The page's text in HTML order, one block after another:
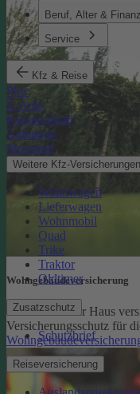
Beruf, Alter &
Service
Kfz & Reise
Pkw
E-Auto
Kleinkraftrad
Anhänger
Motorrad
Weitere Kfz-Versicherungen
Wohnwagen
Lieferwagen
Wohnmobil
Quad
Trike
Traktor
Oldtimer
Zusatzschutz
Schutzbrief
Reiseversicherung
Wohngebäude­versicherung
Sie möchten Ihr Haus
Versicherungsschutz für